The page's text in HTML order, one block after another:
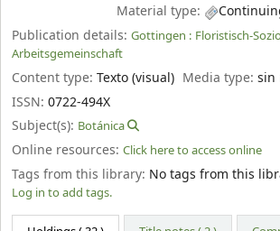
Material type:
Publication details: Gottingen : Floristisch-
Arbeitsgemeinschaft
Content type: Texto (visual) Media type:sin
ISSN: 0722-494X
Subject(s): Botánica
Online resources: Click here to access online
Tags from this library: No tags from this
Log in to add tags.